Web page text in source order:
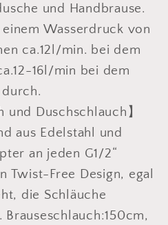
und Handbrause.
einem Wasserdruck von
ca.12l/min. bei dem
16l/min bei dem
und Duschschlauch】
aus Edelstahl und
an jeden G1/2“
Twist-Free Design, egal
die Schläuche